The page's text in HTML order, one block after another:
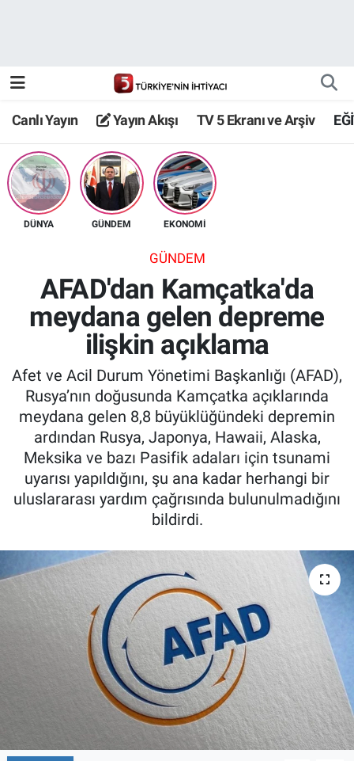
Canlı Yayın Yayın Akışı TV 5 Ekranı ve Arşiv
DÜNYA GÜNDEM EKONOMİ
GÜNDEM
AFAD'dan Kamçatka'da
meydana gelen depreme
ilişkin açıklama
Afet ve Acil Durum Yönetimi Başkanlığı (AFAD),
Rusya’nın doğusunda Kamçatka açıklarında
meydana gelen 8,8 büyüklüğündeki depremin
ardından Rusya, Japonya, Hawaii, Alaska,
Meksika ve bazı Pasifik adaları için tsunami
uyarısı yapıldığını, şu ana kadar herhangi bir
uluslararası yardım çağrısında bulunulmadığını
bildirdi.
TV 5 Ekranı ve Arşiv